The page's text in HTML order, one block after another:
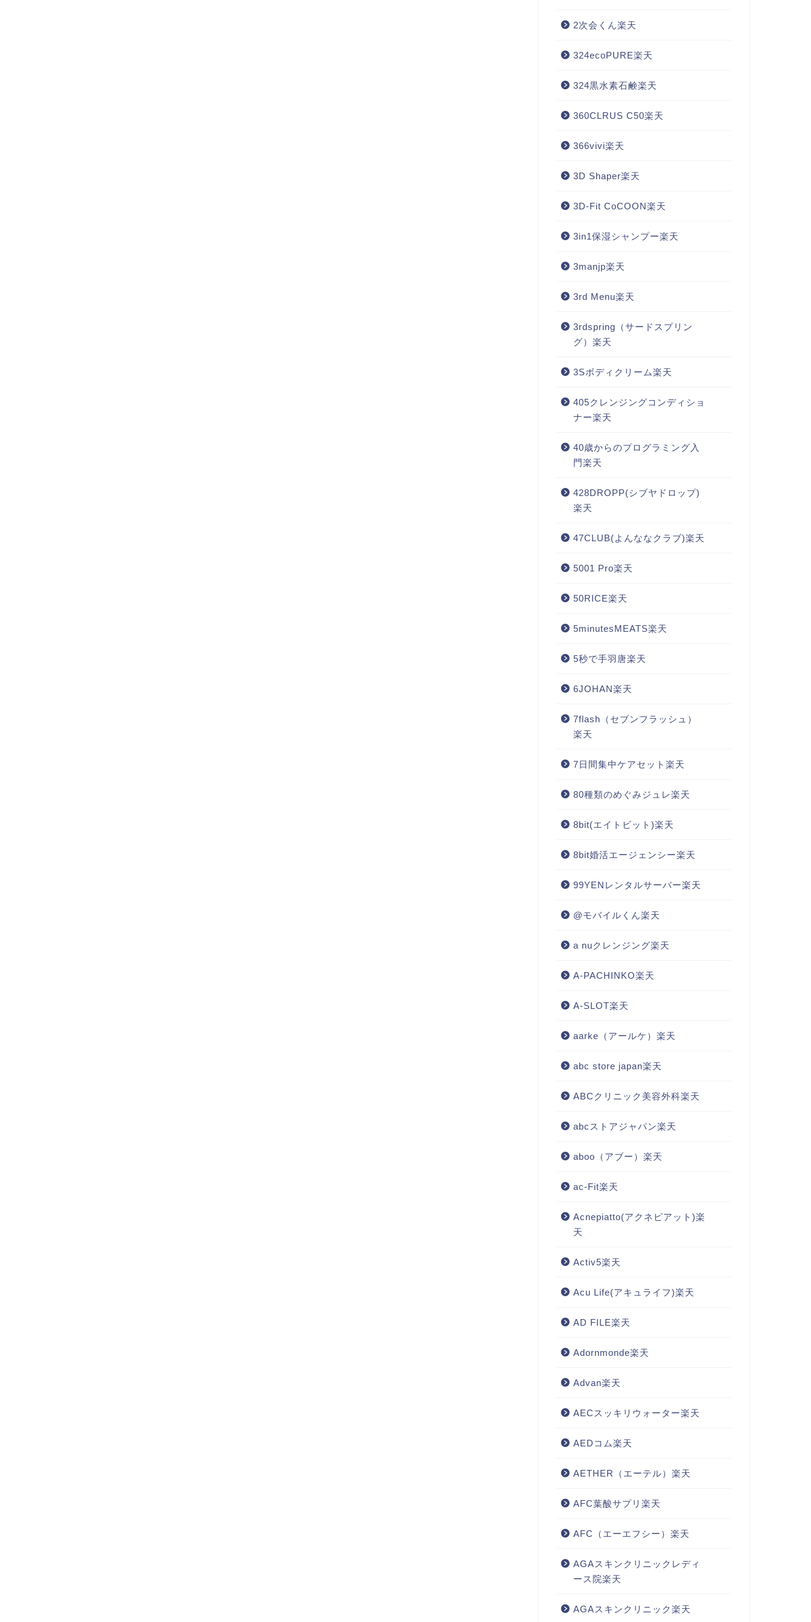
2次会くん楽天
324ecoPURE楽天
324黒水素石鹸楽天
360CLRUS C50楽天
366vivi楽天
3D Shaper楽天
3D-Fit CoCOON楽天
3in1保湿シャンプー楽天
3manjp楽天
3rd Menu楽天
3rdspring（サードスプリン
グ）楽天
3Sボディクリーム楽天
405クレンジングコンディショ
ナー楽天
40歳からのプログラミング入
門楽天
428DROPP(シブヤドロップ)
楽天
47CLUB(よんななクラブ)楽天
5001 Pro楽天
50RICE楽天
5minutesMEATS楽天
5秒で手羽唐楽天
6JOHAN楽天
7flash（セブンフラッシュ）
楽天
7日間集中ケアセット楽天
80種類のめぐみジュレ楽天
8bit(エイトビット)楽天
8bit婚活エージェンシー楽天
99YENレンタルサーバー楽天
@モバイルくん楽天
a nuクレンジング楽天
A-PACHINKO楽天
A-SLOT楽天
aarke（アールケ）楽天
abc store japan楽天
ABCクリニック美容外科楽天
abcストアジャパン楽天
aboo（アブー）楽天
ac-Fit楽天
Acnepiatto(アクネピアット)楽
天
Activ5楽天
Acu Life(アキュライフ)楽天
AD FILE楽天
Adornmonde楽天
Advan楽天
AECスッキリウォーター楽天
AEDコム楽天
AETHER（エーテル）楽天
AFC葉酸サプリ楽天
AFC（エーエフシー）楽天
AGAスキンクリニックレディ
ース院楽天
AGAスキンクリニック楽天